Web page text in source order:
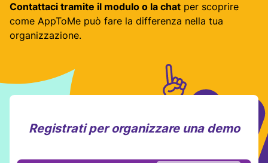
Contattaci tramite il modulo o la chat per scoprire
come AppToMe può fare la differenza nella tua
organizzazione.
Registrati per organizzare una demo